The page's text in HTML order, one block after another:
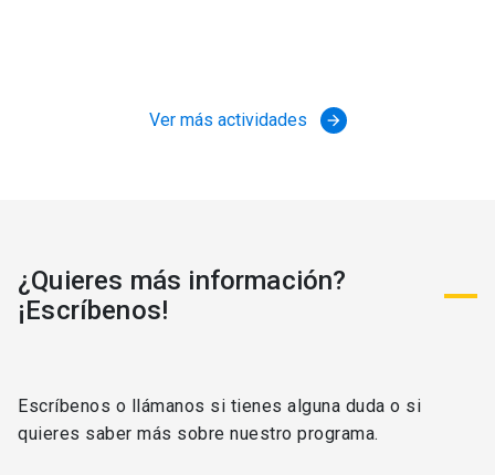
Ver más actividades arrow_forward
¿Quieres más información?
¡Escríbenos!
Escríbenos o llámanos si tienes alguna duda o si
quieres saber más sobre nuestro programa.